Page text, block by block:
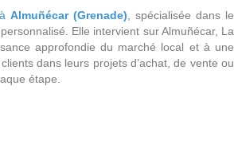
àAlmuñécar (Grenade) , spécialisée dans le
Elle intervient sur Almuñécar, La
approfondie du marché local et à une
dans leurs projets d’achat, de vente ou
étape.